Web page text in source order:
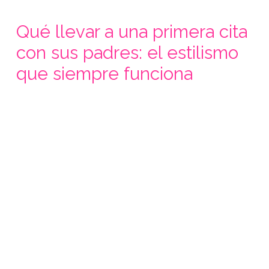
Qué llevar a una primera cita
con sus padres: el estilismo
que siempre funciona